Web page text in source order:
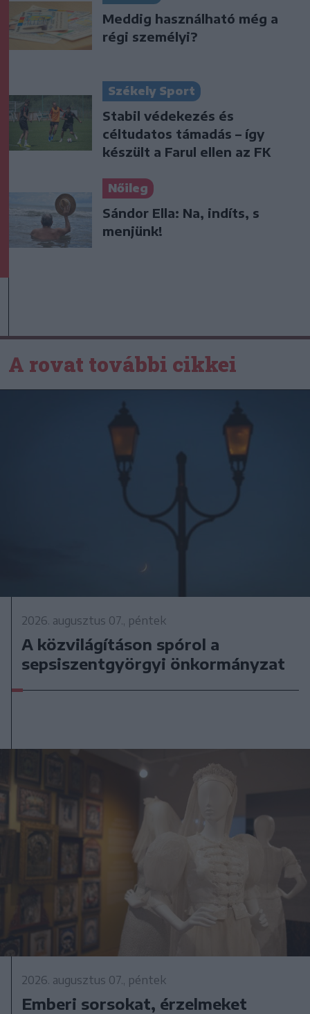
Meddig használható még a
régi személyi?
Székely Sport
Stabil védekezés és
céltudatos támadás – így
készült a Farul ellen az FK
Nőileg
Sándor Ella: Na, indíts, s
menjünk!
A rovat további cikkei
2026. augusztus 07., péntek
A közvilágításon spórol a
sepsiszentgyörgyi önkormányzat
2026. augusztus 07., péntek
Emberi sorsokat, érzelmeket